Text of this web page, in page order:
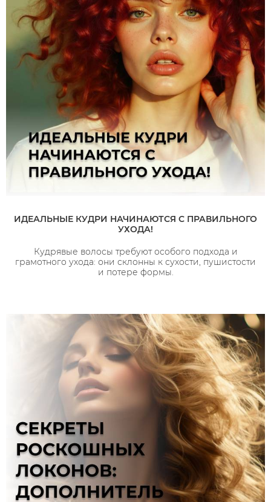
ИДЕАЛЬНЫЕ КУДРИ НАЧИНАЮТСЯ С ПРАВИЛЬНОГО
УХОДА!
Кудрявые волосы требуют особого подхода и
грамотного ухода: они склонны к сухости, пушистости
и потере формы.